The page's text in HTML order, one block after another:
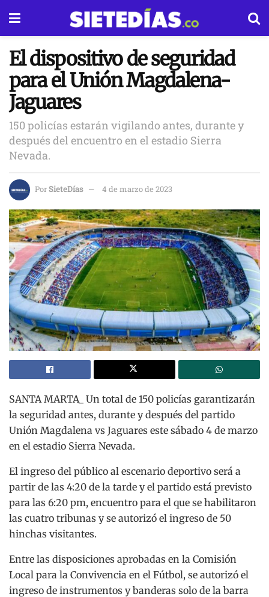
El dispositivo de seguridad
para el Unión Magdalena-
Jaguares
150 policías estarán vigilando antes, durante y
después del encuentro en el estadio Sierra
Nevada.
PorSieteDías 4 de marzo de 2023
SANTA MARTA_ Un total de 150 policías garantizarán
la seguridad antes, durante y después del partido
Unión Magdalena vs Jaguares este sábado 4 de marzo
en el estadio Sierra Nevada.
El ingreso del público al escenario deportivo será a
partir de las 4:20 de la tarde y el partido está previsto
para las 6:20 pm, encuentro para el que se habilitaron
las cuatro tribunas y se autorizó el ingreso de 50
hinchas visitantes.
Entre las disposiciones aprobadas en la Comisión
Local para la Convivencia en el Fútbol, se autorizó el
ingreso de instrumentos y banderas solo de la barra